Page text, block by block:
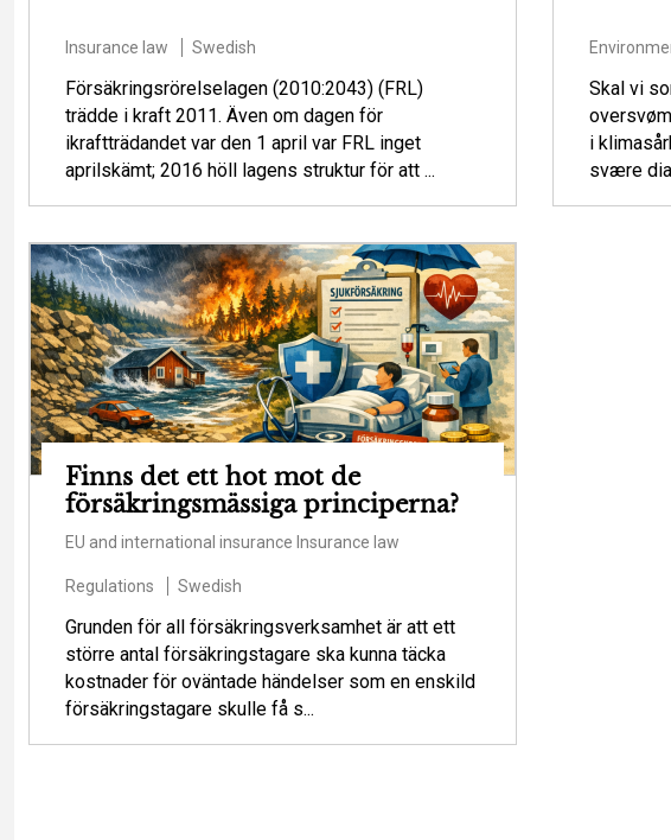
Insurance law Swedish
Försäkringsrörelselagen (2010:2043) (FRL)
trädde i kraft 2011. Även om dagen för
ikraftträdandet var den 1 april var FRL inget
aprilskämt; 2016 höll lagens struktur för att ...
Skal vi
i
svære
Finns det ett hot mot de
försäkringsmässiga principerna?
EU and international insurance Insurance law
Regulations Swedish
Grunden för all försäkringsverksamhet är att ett
större antal försäkringstagare ska kunna täcka
kostnader för oväntade händelser som en enskild
försäkringstagare skulle få s...